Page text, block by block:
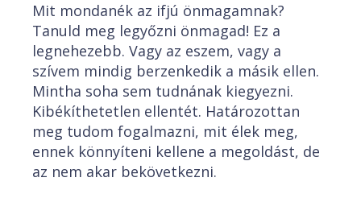
Mit mondanék az ifjú önmagamnak?
Tanuld meg legyőzni önmagad! Ez a
legnehezebb. Vagy az eszem, vagy a
szívem mindig berzenkedik a másik ellen.
Mintha soha sem tudnának kiegyezni.
Kibékíthetetlen ellentét. Határozottan
meg tudom fogalmazni, mit élek meg,
ennek könnyíteni kellene a megoldást, de
az nem akar bekövetkezni.